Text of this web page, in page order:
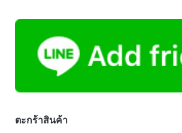
ตะกร้าสินค้า